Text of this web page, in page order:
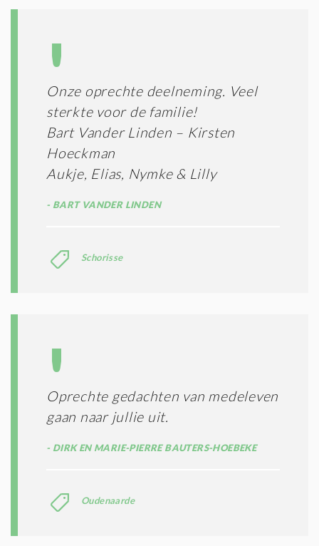
Onze oprechte deelneming. Veel
sterkte voor de familie!
Bart Vander Linden – Kirsten
Hoeckman
Aukje, Elias, Nymke & Lilly
BART VANDER LINDEN
Schorisse
Oprechte gedachten van medeleven
gaan naar jullie uit.
DIRK EN MARIE-PIERRE BAUTERS-HOEBEKE
Oudenaarde